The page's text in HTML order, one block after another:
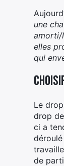
une
amorti/
elles
qui
Le
drop
ci a
de